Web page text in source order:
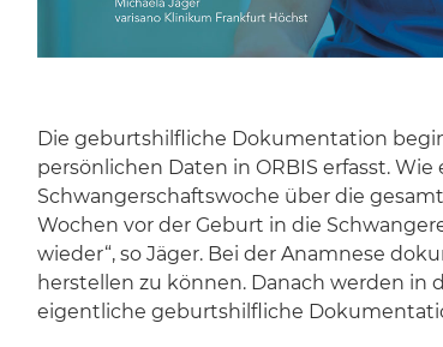
Die geburtshilfliche Dokumentation
persönlichen Daten in ORBIS erfasst.
Schwangerschaftswoche über die
Wochen vor der Geburt in die
wieder“, so Jäger. Bei der Anamnese
herstellen zu können. Danach werden in
eigentliche geburtshilfliche